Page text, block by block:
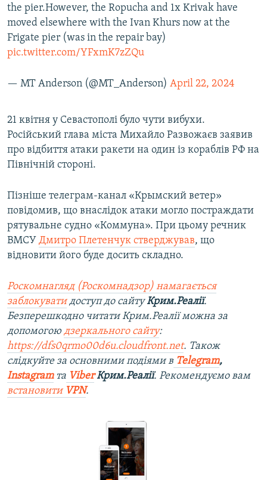
the pier.However, the Ropucha and 1x Krivak have
moved elsewhere with the Ivan Khurs now at the
Frigate pier (was in the repair bay)
pic.twitter.com/YFxmK7zZQu
— MT Anderson (@MT_Anderson) April 22, 2024
21 квітня у Севастополі було чути вибухи.
Російський глава міста Михайло Развожаєв заявив
про відбиття атаки ракети на один із кораблів РФ на
Північній стороні.
Пізніше телеграм-канал «Крымский ветер»
повідомив, що внаслідок атаки могло постраждати
рятувальне судно «Коммуна». При цьому речник
ВМСУ Дмитро Плетенчук стверджував, що
відновити його буде досить складно.
Роскомнагляд (Роскомнадзор) намагається
заблокуватидоступ до сайтуКрим.Реалії.
Безперешкодно читати Крим.Реалії можна за
допомогою дзеркального сайту:
https://dfs0qrmo00d6u.cloudfront.net. Також
слідкуйте за основними подіями в Telegram,
Instagramта ViberКрим.Реалії. Рекомендуємо вам
встановити VPN.